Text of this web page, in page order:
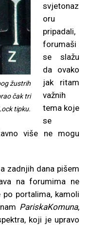
žustrih
čak tri
tipku.
svjetonaz
oru
pripadali,
forumaši
se slažu
da ovako
jak ritam
važnih
tema koje
se
više ne mogu
zadnjih dana pišem
na forumima ne
portalima, kamoli
PariskaKomuna,
koji je upravo